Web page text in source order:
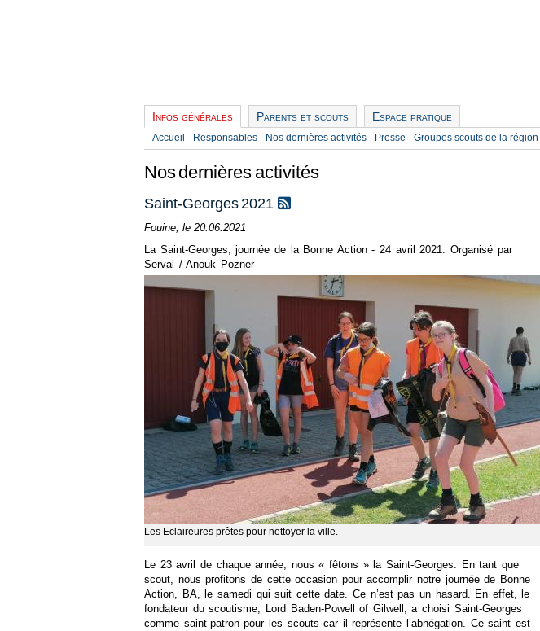
Infos générales Parents et scouts Espace pratique
Accueil Responsables Nos dernières activités Presse Groupes scouts de la région
Nos dernières activités
Saint-Georges 2021
Fouine, le 20.06.2021
La Saint-Georges, journée de la Bonne Action - 24 avril 2021. Organisé par
Serval / Anouk Pozner
Les Eclaireures prêtes pour nettoyer la ville.
Le 23 avril de chaque année, nous « fêtons » la Saint-Georges. En tant que
scout, nous profitons de cette occasion pour accomplir notre journée de Bonne
Action, BA, le samedi qui suit cette date. Ce n’est pas un hasard. En effet, le
fondateur du scoutisme, Lord Baden-Powell of Gilwell, a choisi Saint-Georges
comme saint-patron pour les scouts car il représente l’abnégation. Ce saint est